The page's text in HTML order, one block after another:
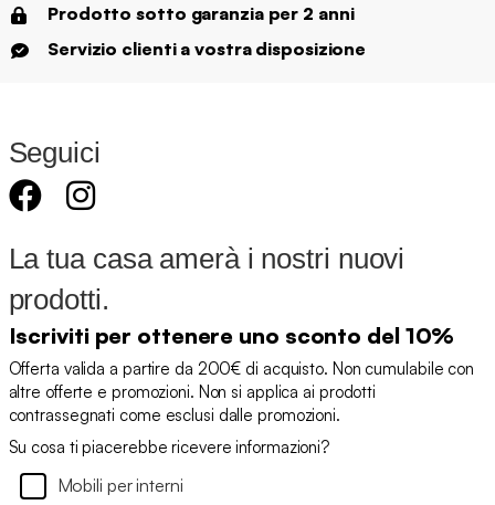
Prodotto sotto garanzia per 2 anni
Servizio clienti a vostra disposizione
Seguici
La tua casa amerà i nostri nuovi
prodotti.
Iscriviti per ottenere uno sconto del 10%
Offerta valida a partire da 200€ di acquisto. Non cumulabile con
altre offerte e promozioni. Non si applica ai prodotti
contrassegnati come esclusi dalle promozioni.
Su cosa ti piacerebbe ricevere informazioni?
Mobili per interni